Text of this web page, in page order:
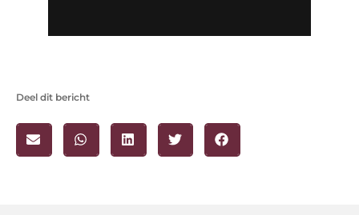
Deel dit bericht